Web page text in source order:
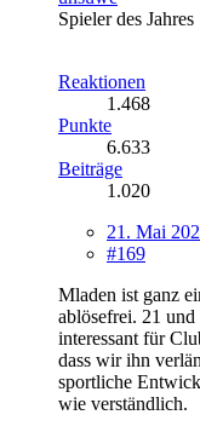
Spieler des Jahres
Reaktionen
1.468
Punkte
6.633
Beiträge
1.020
21. Mai
#169
Mladen ist ganz
ablösefrei. 21
interessant für
dass wir ihn
sportliche
wie verständlich.